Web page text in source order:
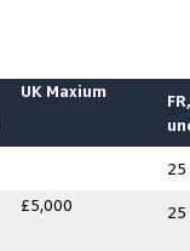
UK Maxium
25
£5,000 25